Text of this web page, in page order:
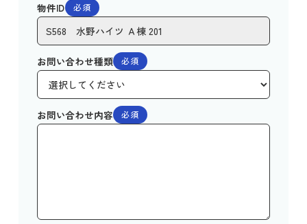
物件ID 必須
お問い合わせ種類 必須
お問い合わせ内容 必須